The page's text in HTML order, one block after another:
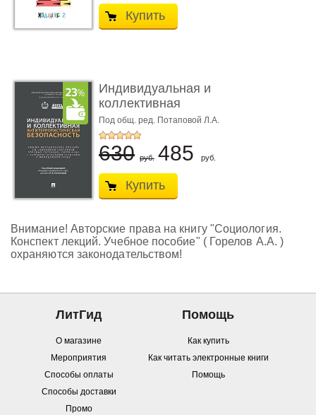
Купить
Индивидуальная и
коллективная
антитеррористи ...
Под общ. ред. Потаповой Л.А.
630 руб. 485 руб.
Купить
Внимание! Авторские права на книгу "Социология.
Конспект лекций. Учебное пособие" ( Горелов А.А. )
охраняются законодательством!
ЛитГид
О магазине
Мероприятия
Способы оплаты
Способы доставки
Промо
Помощь
Как купить
Как читать электронные книги
Помощь